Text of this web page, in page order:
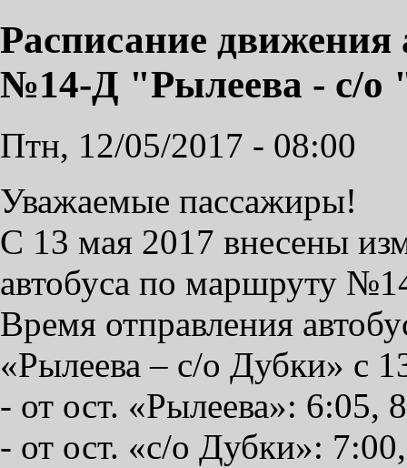
Расписание движения
№14-Д "Рылеева - с/о
Птн, 12/05/2017 - 08:00
Уважаемые пассажиры!
С 13 мая 2017 внесены
автобуса по маршруту
Время отправления
«Рылеева – с/о Дубки» с
- от ост. «Рылеева»: 6:05,
- от ост. «с/о Дубки»: